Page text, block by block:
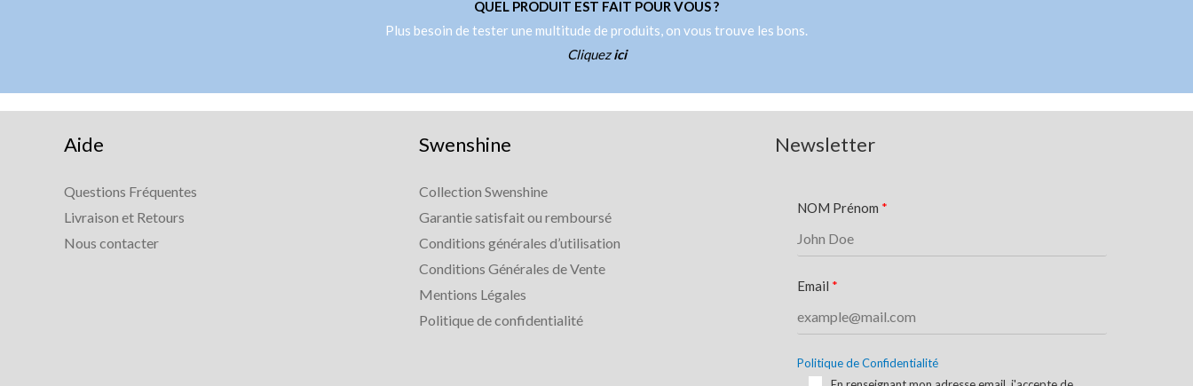
QUEL PRODUIT EST FAIT POUR VOUS ?
Plus besoin de tester une multitude de produits, on vous trouve les bons.
Cliquezici
Aide
Questions Fréquentes
Livraison et Retours
Nous contacter
Swenshine
Collection Swenshine
Garantie satisfait ou remboursé
Conditions générales d’utilisation
Conditions Générales de Vente
Mentions Légales
Politique de confidentialité
Newsletter
NOM Prénom
Email
Politique de Confidentialité